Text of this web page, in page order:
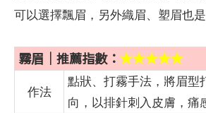
可以選擇飄眉，另外織眉、塑眉也是
霧眉｜推薦指數： ★★★★★
作法
點狀、打霧手法，將眉型
向，以排針刺入皮膚，痛